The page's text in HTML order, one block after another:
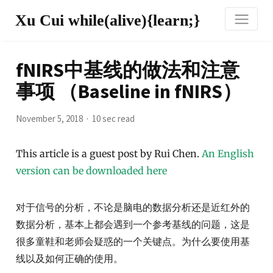
Xu Cui while(alive){learn;}
fNIRS中基线的做法和注意
事项 （Baseline in fNIRS）
November 5, 2018 10 sec read
This article is a guest post by Rui Chen.An English
version can be downloaded here
对于信号的分析，不论是脑电的数据分析还是近红外的
数据分析，基本上都会遇到一个参考基线的问题，这是
很多童鞋和老师会疑惑的一个关键点。为什么要使用基
线以及如何正确的使用。